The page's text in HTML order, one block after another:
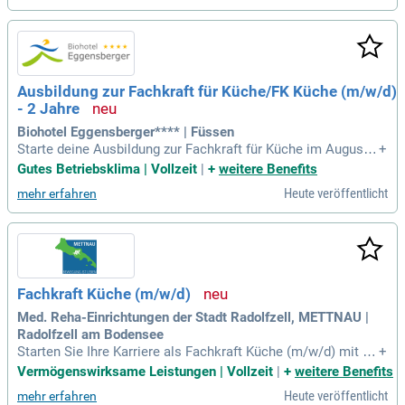
n REWE Markt. Unser eingespieltes Team unterstützt dich v
om ersten Tag an, damit du dich schnell wohlfühlst. Profitier
e von attraktiver Vergütung und exklusiven Rabatten bei RE
WE, PENNY, toom und DERTOUR!
Ausbildung zur Fachkraft für Küche/FK Küche (m/w/d)
- 2 Jahre
Biohotel Eggensberger**** | Füssen
Starte deine Ausbildung zur Fachkraft für Küche im August 2
027 und entdecke deine Leidenschaft für frische Zutaten! In
erten Küchenteam und unterstützt erfahrene Köche. Du wirs
t lernen, köstliche Gerichte zuzubereiten, einschließlich der
Vorbereitung und des Anrichtens. Dabei erwirbst du Kenntni
sse in der Warenannahme, richtigen Lagerung und den grund
legenden Hygienestandards. Der Beruf bietet dir eine vielsei
tige Perspektive für deine Zukunft in der Gastronomie. Bring
e deine Freude an Lebensmitteln mit und starte jetzt deine k
ulinarische Karriere!
+
Gutes Betriebsklima | Vollzeit | + weitere Benefits
mehr erfahren Heute veröffentlicht
Fachkraft Küche (m/w/d)
Med. Reha-Einrichtungen der Stadt Radolfzell, METTNAU |
Radolfzell am Bodensee
Starten Sie Ihre Karriere als Fachkraft Küche (m/w/d) mit un
serer praxisorientierten Ausbildung! Sie erlernen essentielle
d Hygienebestimmungen. Voraussetzungen sind ein Haupts
+
Vermögenswirksame Leistungen | Vollzeit
+ weitere Benefits
mehr erfahren Heute veröffentlicht